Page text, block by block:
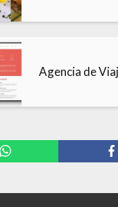
Agencia de